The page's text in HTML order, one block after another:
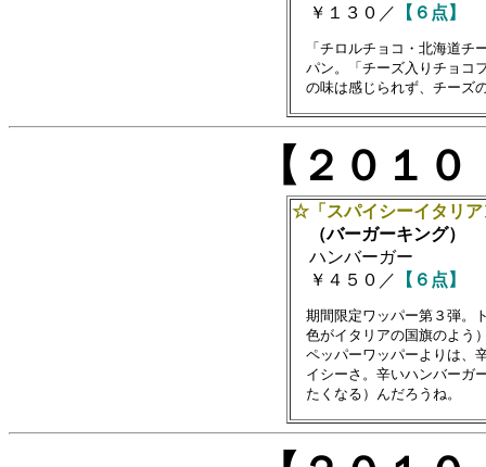
￥１３０／
【６点】
「チロルチョコ・北海道チ
パン。「チーズ入りチョコ
【２０１
☆「スパイシーイタリア
（バーガーキング）
ハンバーガー
￥４５０／
【６点】
期間限定ワッパー第３弾。
色がイタリアの国旗のよう
ペッパーワッパーよりは、
イシーさ。辛いハンバーガ